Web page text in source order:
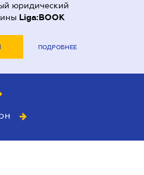
юридический
Liga:BOOK
ПОДРОБНЕЕ